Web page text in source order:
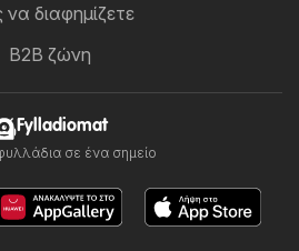
διαφημίζετε
B2B ζώνη
Fylladiomat
σε ένα σημείο